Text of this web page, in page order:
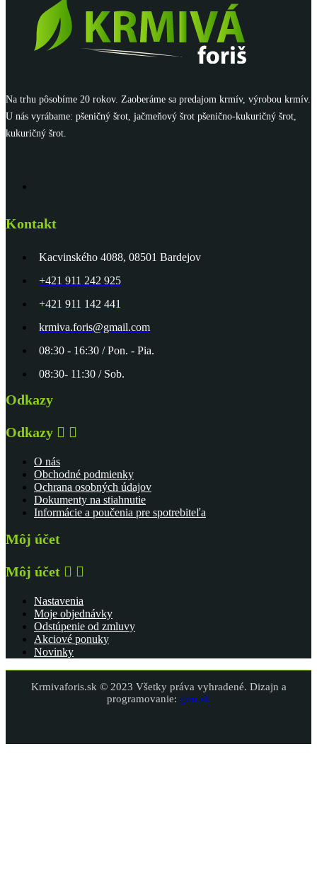
Na trhu pôsobíme 20 rokov. Zaoberáme sa predajom krmív, výrobou krmív.
U nás vyrábame: pšeničný šrot, jačmeňový šrot pšenično-kukuričný šrot,
kukuričný šrot.
Kontakt
Kacvinského 4088, 08501 Bardejov
+421 911 242 925
+421 911 142 441
krmiva.foris@gmail.com
08:30 - 16:30 / Pon. - Pia.
08:30- 11:30 / Sob.
Odkazy
Odkazy  
O nás
Obchodné podmienky
Ochrana osobných údajov
Dokumenty na stiahnutie
Informácie a poučenia pre spotrebiteľa
Môj účet
Môj účet  
Nastavenia
Moje objednávky
Odstúpenie od zmluvy
Akciové ponuky
Novinky
Krmivaforis.sk © 2023 Všetky práva vyhradené. Dizajn a
programovanie: giru.sk